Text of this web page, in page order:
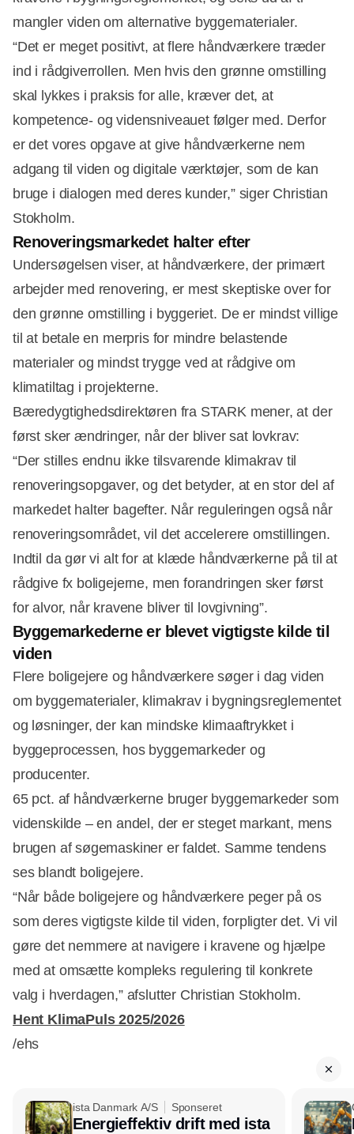
mangler viden om alternative byggematerialer.
“Det er meget positivt, at flere håndværkere træder
ind i rådgiverrollen. Men hvis den grønne omstilling
skal lykkes i praksis for alle, kræver det, at
kompetence- og vidensniveauet følger med. Derfor
er det vores opgave at give håndværkerne nem
adgang til viden og digitale værktøjer, som de kan
bruge i dialogen med deres kunder,” siger Christian
Stokholm.
Renoveringsmarkedet halter efter
Undersøgelsen viser, at håndværkere, der primært
arbejder med renovering, er mest skeptiske over for
den grønne omstilling i byggeriet. De er mindst villige
til at betale en merpris for mindre belastende
materialer og mindst trygge ved at rådgive om
klimatiltag i projekterne.
Bæredygtighedsdirektøren fra STARK mener, at der
først sker ændringer, når der bliver sat lovkrav:
“Der stilles endnu ikke tilsvarende klimakrav til
renoveringsopgaver, og det betyder, at en stor del af
markedet halter bagefter. Når reguleringen også når
renoveringsområdet, vil det accelerere omstillingen.
Indtil da gør vi alt for at klæde håndværkerne på til at
rådgive fx boligejerne, men forandringen sker først
for alvor, når kravene bliver til lovgivning”.
Byggemarkederne er blevet vigtigste kilde til
viden
Flere boligejere og håndværkere søger i dag viden
om byggematerialer, klimakrav i bygningsreglementet
og løsninger, der kan mindske klimaaftrykket i
byggeprocessen, hos byggemarkeder og
producenter.
65 pct. af håndværkerne bruger byggemarkeder som
videnskilde – en andel, der er steget markant, mens
brugen af søgemaskiner er faldet. Samme tendens
ses blandt boligejere.
“Når både boligejere og håndværkere peger på os
som deres vigtigste kilde til viden, forpligter det. Vi vil
gøre det nemmere at navigere i kravene og hjælpe
med at omsætte kompleks regulering til konkrete
valg i hverdagen,” afslutter Christian Stokholm.
Hent KlimaPuls 2025/2026
/ehs
ista Danmark A/S Sponseret
Energieffektiv drift med ista